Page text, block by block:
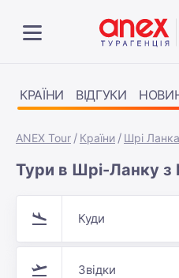
КРАЇНИ ВІДГУКИ
ANEX Tour Країни Шрі Ланка
Тури в Шрі-Ланку з
Куди
Звідки